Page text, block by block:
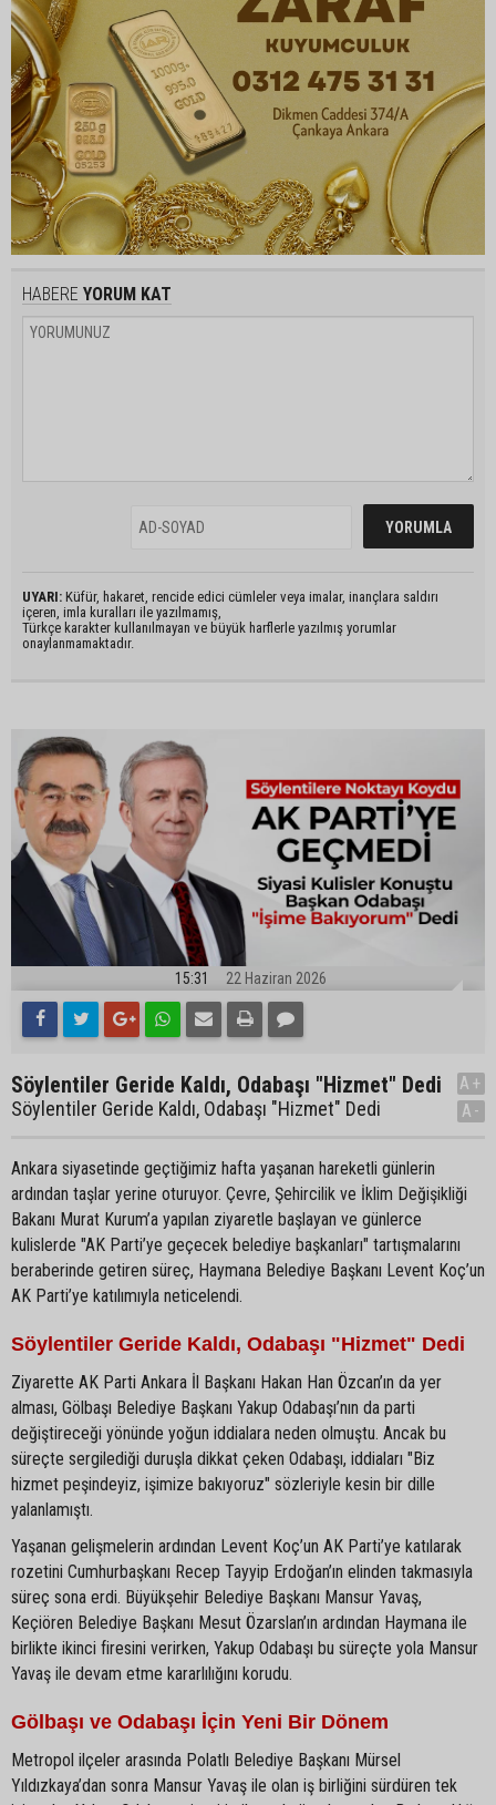
HABERE YORUM KAT
UYARI: Küfür, hakaret, rencide edici cümleler veya imalar, inançlara saldırı
içeren, imla kuralları ile yazılmamış,
Türkçe karakter kullanılmayan ve büyük harflerle yazılmış yorumlar
onaylanmamaktadır.
15:31 22 Haziran 2026
Söylentiler Geride Kaldı, Odabaşı "Hizmet" Dedi
Söylentiler Geride Kaldı, Odabaşı "Hizmet" Dedi
A+
A-
Ankara siyasetinde geçtiğimiz hafta yaşanan hareketli günlerin
ardından taşlar yerine oturuyor. Çevre, Şehircilik ve İklim Değişikliği
Bakanı Murat Kurum’a yapılan ziyaretle başlayan ve günlerce
kulislerde "AK Parti’ye geçecek belediye başkanları" tartışmalarını
beraberinde getiren süreç, Haymana Belediye Başkanı Levent Koç’un
AK Parti’ye katılımıyla neticelendi.
Söylentiler Geride Kaldı, Odabaşı "Hizmet" Dedi
Ziyarette AK Parti Ankara İl Başkanı Hakan Han Özcan’ın da yer
alması, Gölbaşı Belediye Başkanı Yakup Odabaşı’nın da parti
değiştireceği yönünde yoğun iddialara neden olmuştu. Ancak bu
süreçte sergilediği duruşla dikkat çeken Odabaşı, iddiaları "Biz
hizmet peşindeyiz, işimize bakıyoruz" sözleriyle kesin bir dille
yalanlamıştı.
Yaşanan gelişmelerin ardından Levent Koç’un AK Parti’ye katılarak
rozetini Cumhurbaşkanı Recep Tayyip Erdoğan’ın elinden takmasıyla
süreç sona erdi. Büyükşehir Belediye Başkanı Mansur Yavaş,
Keçiören Belediye Başkanı Mesut Özarslan’ın ardından Haymana ile
birlikte ikinci firesini verirken, Yakup Odabaşı bu süreçte yola Mansur
Yavaş ile devam etme kararlılığını korudu.
Gölbaşı ve Odabaşı İçin Yeni Bir Dönem
Metropol ilçeler arasında Polatlı Belediye Başkanı Mürsel
Yıldızkaya’dan sonra Mansur Yavaş ile olan iş birliğini sürdüren tek